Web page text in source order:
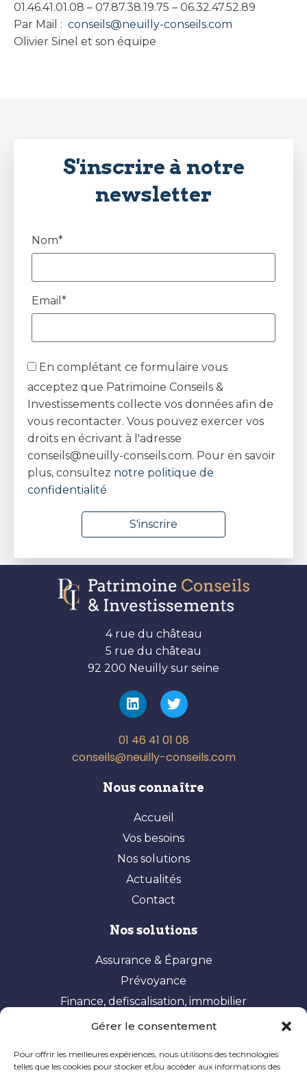
Gérer le consentement
Pour offrir les meilleures expériences, nous utilisons des technologies
telles que les cookies pour stocker et/ou accéder aux informations des
01.46.41.01.08 – 07.87.38.19.75 – 06.32.47.52.89
Par Mail : conseils@neuilly-conseils.com
Olivier Sinel et son équipe
S'inscrire à notre
newsletter
Nom*
Email*
En complétant ce formulaire vous
acceptez que Patrimoine Conseils &
Investissements collecte vos données afin de
vous recontacter. Vous pouvez exercer vos
droits en écrivant à l'adresse
conseils@neuilly-conseils.com. Pour en savoir
plus, consultez notre politique de
confidentialité
4 rue du château
5 rue du château
92 200 Neuilly sur seine
01 46 41 01 08
conseils@neuilly-conseils.com
Nous connaître
Accueil
Vos besoins
Nos solutions
Actualités
Contact
Nos solutions
Assurance & Épargne
Prévoyance
Finance, defiscalisation, immobilier
Vos besoins
Constituer et valoriser son patrimoine